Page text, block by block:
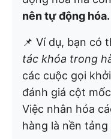
nên tự động hóa.
📌 Ví dụ, bạn có
tác khóa trong
các cuộc gọi
đánh giá cột
Việc nhân hóa
hàng là nền